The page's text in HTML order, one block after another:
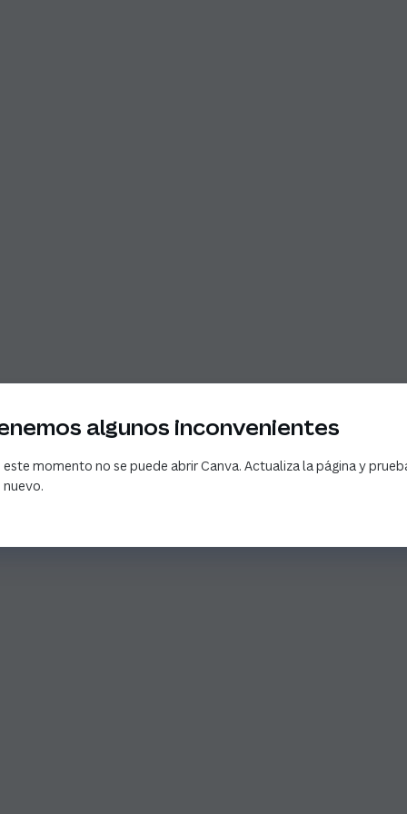
algunos inconvenientes
este momento no se puede abrir Canva. Actualiza la página y
nuevo.